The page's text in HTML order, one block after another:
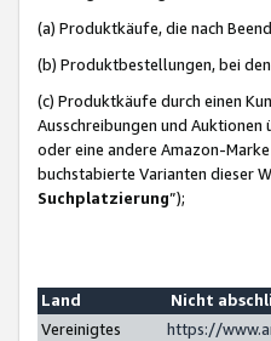
(a) Produktkäufe, die nach
(b) Produktbestellungen, bei
(c) Produktkäufe durch einen
Ausschreibungen und
oder eine andere Amazon-
buchstabierte Varianten dieser
Suchplatzierung”);
Land
Nicht
Vereinigtes
https://